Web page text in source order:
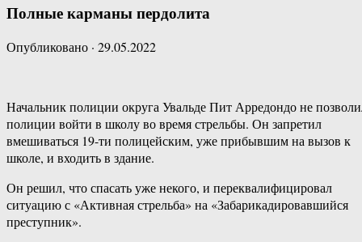
Полные карманы пердолита
Опубликовано · 29.05.2022
Начальник полиции округа Увальде Пит Арредондо не
полиции войти в школу во время стрельбы. Он запретил
вмешиваться 19-ти полицейским, уже прибывшим на вызов к
школе, и входить в здание.
Он решил, что спасать уже некого, и переквалифицировал
ситуацию с «Активная стрельба» на «Забарикадировавшийся
преступник».